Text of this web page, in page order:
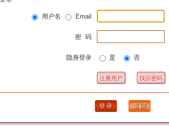
用户名 Email
密 码
隐身登录 是 否